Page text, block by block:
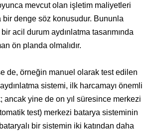
mevcut olan işletim maliyetleri
bir denge söz konusudur. Bununla
acil durum aydınlatma tasarımında
ön planda olmalıdır.
de, örneğin manuel olarak test edilen
sistemi, ilk harcamayı önemli
ancak yine de on yıl süresince merkezi
test) merkezi batarya sisteminin
bir sistemin iki katından daha